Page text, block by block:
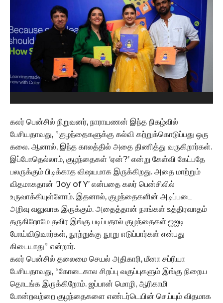
கலர் பென்சில் நிறுவனர், நாராயணன் இந்த நிகழ்வில்
பேசியதாவது, ”குழந்தைகளுக்கு கல்வி கற்றுக்கொடுப்பது ஒரு
கலை. ஆனால், இந்த காலத்தில் அதை திணித்து வருகிறார்கள்.
இப்போதெல்லாம், குழந்தைகள் ‘ஏன்?’ என்று கேள்வி கேட்பதே
பலருக்கும் பிடிக்காத விஷயமாக இருக்கிறது. அதை மாற்றும்
விதமாகதான் ‘Joy of Y’ என்பதை கலர் பென்சிலில்
உருவாக்கியுள்ளோம். இதனால், குழந்தைகளின் அடிப்படை
அறிவு வலுவாக இருக்கும். அதைத்தான் நாங்கள் உத்திரவாதம்
தருகிறோமே தவிர இங்கு படிப்பதால் குழந்தைகள் ஐஐடி
போய்விடுவார்கள், நூற்றுக்கு நூறு எடுப்பார்கள் என்பது
கிடையாது” என்றார்.
கலர் பென்சில் தலைமை செயல் அதிகாரி, மீனா சப்ரியா
பேசியதாவது, “கோடைகால சிறப்பு வகுப்புகளும் இங்கு நிறைய
தொடங்க இருக்கிறோம். ஜப்பான் மொழி, ஆரிகாமி
போன்றவற்றை குழந்தைகளை எண்டர்டெயின் செய்யும் விதமாக